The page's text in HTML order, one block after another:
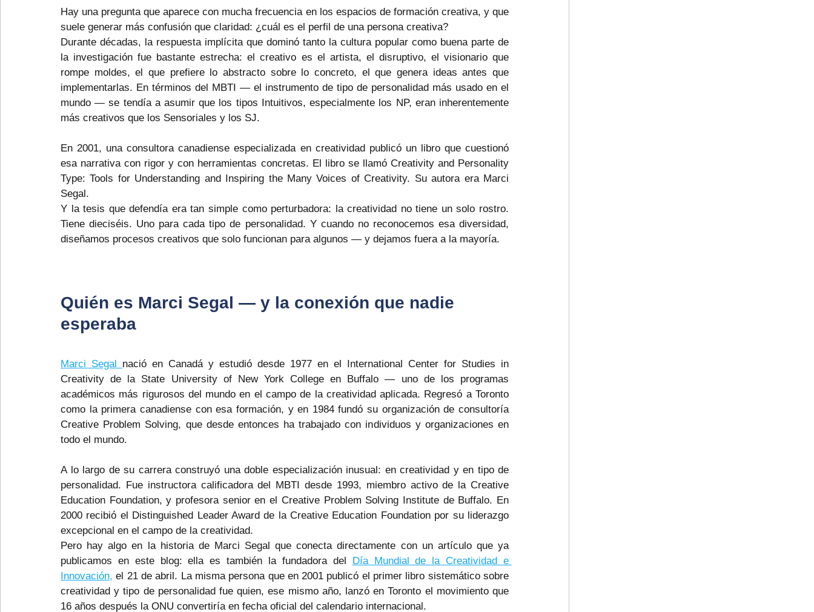
Hay una pregunta que aparece con mucha frecuencia en los espacios de formación creativa, y que
suele generar más confusión que claridad: ¿cuál es el perfil de una persona creativa?
Durante décadas, la respuesta implícita que dominó tanto la cultura popular como buena parte de
la investigación fue bastante estrecha: el creativo es el artista, el disruptivo, el visionario que
rompe moldes, el que prefiere lo abstracto sobre lo concreto, el que genera ideas antes que
implementarlas. En términos del MBTI — el instrumento de tipo de personalidad más usado en el
mundo — se tendía a asumir que los tipos Intuitivos, especialmente los NP, eran inherentemente
más creativos que los Sensoriales y los SJ.
En 2001, una consultora canadiense especializada en creatividad publicó un libro que cuestionó
esa narrativa con rigor y con herramientas concretas. El libro se llamó Creativity and Personality
Type: Tools for Understanding and Inspiring the Many Voices of Creativity. Su autora era Marci
Segal.
Y la tesis que defendía era tan simple como perturbadora: la creatividad no tiene un solo rostro.
Tiene dieciséis. Uno para cada tipo de personalidad. Y cuando no reconocemos esa diversidad,
diseñamos procesos creativos que solo funcionan para algunos — y dejamos fuera a la mayoría.
Quién es Marci Segal — y la conexión que nadie
esperaba
Marci Segal nació en Canadá y estudió desde 1977 en el International Center for Studies in
Creativity de la State University of New York College en Buffalo — uno de los programas
académicos más rigurosos del mundo en el campo de la creatividad aplicada. Regresó a Toronto
como la primera canadiense con esa formación, y en 1984 fundó su organización de consultoría
Creative Problem Solving, que desde entonces ha trabajado con individuos y organizaciones en
todo el mundo.
A lo largo de su carrera construyó una doble especialización inusual: en creatividad y en tipo de
personalidad. Fue instructora calificadora del MBTI desde 1993, miembro activo de la Creative
Education Foundation, y profesora senior en el Creative Problem Solving Institute de Buffalo. En
2000 recibió el Distinguished Leader Award de la Creative Education Foundation por su liderazgo
excepcional en el campo de la creatividad.
Pero hay algo en la historia de Marci Segal que conecta directamente con un artículo que ya
publicamos en este blog: ella es también la fundadora del Día Mundial de la Creatividad e
Innovación, el 21 de abril. La misma persona que en 2001 publicó el primer libro sistemático sobre
creatividad y tipo de personalidad fue quien, ese mismo año, lanzó en Toronto el movimiento que
16 años después la ONU convertiría en fecha oficial del calendario internacional.